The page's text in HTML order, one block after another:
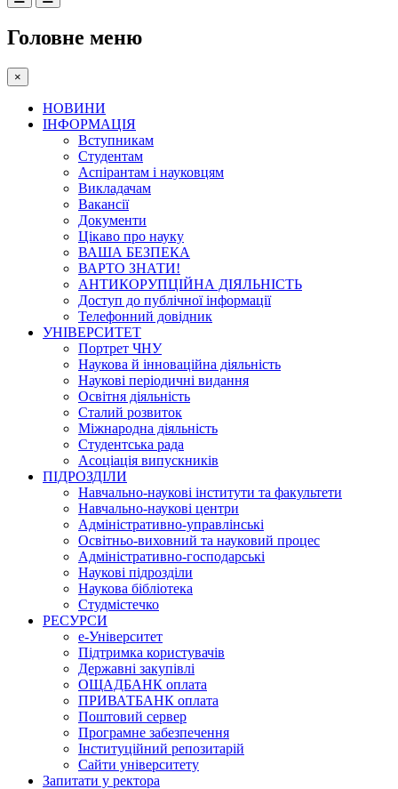
Головне меню
×
НОВИНИ
ІНФОРМАЦІЯ
Вступникам
Студентам
Аспірантам і науковцям
Викладачам
Вакансії
Документи
Цікаво про науку
ВАША БЕЗПЕКА
ВАРТО ЗНАТИ!
АНТИКОРУПЦІЙНА ДІЯЛЬНІСТЬ
Доступ до публічної інформації
Телефонний довідник
УНІВЕРСИТЕТ
Портрет ЧНУ
Наукова й інноваційна діяльність
Наукові періодичні видання
Освітня діяльність
Сталий розвиток
Міжнародна діяльність
Студентська рада
Асоціація випускників
ПІДРОЗДІЛИ
Навчально-наукові інститути та факультети
Навчально-наукові центри
Адміністративно-управлінські
Освітньо-виховний та науковий процес
Адміністративно-господарські
Наукові підрозділи
Наукова бібліотека
Студмістечко
РЕСУРСИ
е-Університет
Підтримка користувачів
Державні закупівлі
ОЩАДБАНК оплата
ПРИВАТБАНК оплата
Поштовий сервер
Програмне забезпечення
Інституційний репозитарій
Сайти університету
Запитати у ректора